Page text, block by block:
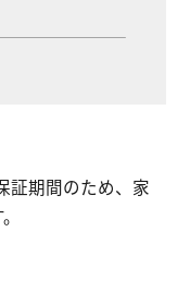
期間のため、 家